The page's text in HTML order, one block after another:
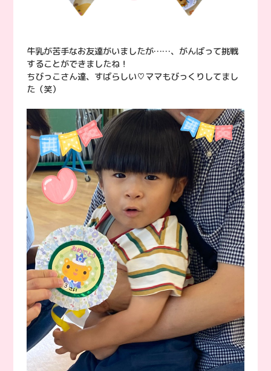
牛乳が苦手なお友達がいましたが……、がんばって挑戦
することができましたね！
ちびっこさん達、すばらしい♡ママもびっくりしてまし
た（笑）